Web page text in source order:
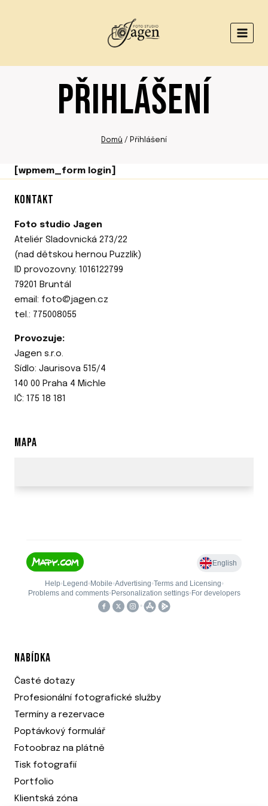
PŘIHLÁŠENÍ
Domů / Přihlášení
[wpmem_form login]
KONTAKT
Foto studio Jagen
Ateliér Sladovnická 273/22
(nad dětskou hernou Puzzlík)
ID provozovny: 1016122799
79201 Bruntál
email: foto@jagen.cz
tel.: 775008055
Provozuje:
Jagen s.r.o.
Sídlo: Jaurisova 515/4
140 00 Praha 4 Michle
IČ: 175 18 181
MAPA
NABÍDKA
Časté dotazy
Profesionální fotografické služby
Termíny a rezervace
Poptávkový formulář
Fotoobraz na plátně
Tisk fotografií
Portfolio
Klientská zóna